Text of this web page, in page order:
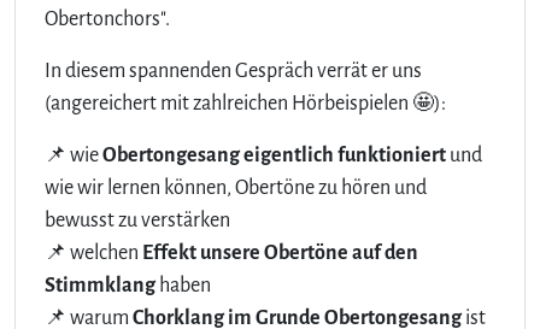
Obertonchors".
In diesem spannenden Gespräch verrät er uns
(angereichert mit zahlreichen Hörbeispielen 🤩):
📌 wieObertongesang eigentlich funktioniert und
wie wir lernen können, Obertöne zu hören und
bewusst zu verstärken
📌 welchen Effekt unsere Obertöne auf den
Stimmklanghaben
📌 warum Chorklang im Grunde Obertongesangist